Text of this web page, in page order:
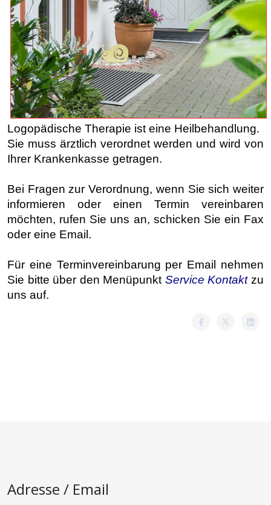
Logopädische Therapie ist eine Heilbehandlung.
Sie muss ärztlich verordnet werden und wird von
Ihrer Krankenkasse getragen.
Bei Fragen zur Verordnung, wenn Sie sich weiter
informieren oder einen Termin vereinbaren
möchten, rufen Sie uns an, schicken Sie ein Fax
oder eine Email.
Für eine Terminvereinbarung per Email nehmen
Sie bitte über den Menüpunkt Service Kontakt zu
uns auf.
Adresse / Email